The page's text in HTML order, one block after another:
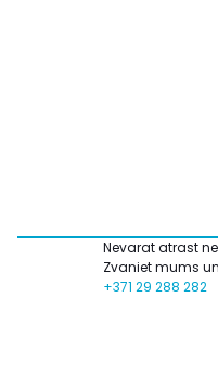
Nevarat atrast
Zvaniet mums
+371 29 288 282